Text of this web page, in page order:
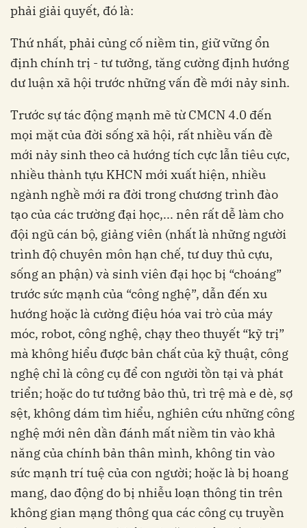
phải giải quyết, đó là:
Thứ nhất, phải củng cố niềm tin, giữ vững ổn
định chính trị - tư tưởng, tăng cường định hướng
dư luận xã hội trước những vấn đề mới nảy sinh.
Trước sự tác động mạnh mẽ từ CMCN 4.0 đến
mọi mặt của đời sống xã hội, rất nhiều vấn đề
mới nảy sinh theo cả hướng tích cực lẫn tiêu cực,
nhiều thành tựu KHCN mới xuất hiện, nhiều
ngành nghề mới ra đời trong chương trình đào
tạo của các trường đại học,... nên rất dễ làm cho
đội ngũ cán bộ, giảng viên (nhất là những người
trình độ chuyên môn hạn chế, tư duy thủ cựu,
sống an phận) và sinh viên đại học bị “choáng”
trước sức mạnh của “công nghệ”, dẫn đến xu
hướng hoặc là cường điệu hóa vai trò của máy
móc, robot, công nghệ, chạy theo thuyết “kỹ trị”
mà không hiểu được bản chất của kỹ thuật, công
nghệ chỉ là công cụ để con người tồn tại và phát
triển; hoặc do tư tưởng bảo thủ, trì trệ mà e dè, sợ
sệt, không dám tìm hiểu, nghiên cứu những công
nghệ mới nên dần đánh mất niềm tin vào khả
năng của chính bản thân mình, không tin vào
sức mạnh trí tuệ của con người; hoặc là bị hoang
mang, dao động do bị nhiễu loạn thông tin trên
không gian mạng thông qua các công cụ truyền